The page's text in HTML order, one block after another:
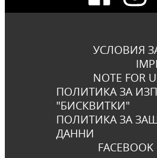
УСЛОВИЯ
NOTE FOR
ПОЛИТИКА ЗА
"БИСКВИТКИ"
ПОЛИТИКА ЗА
ДАННИ